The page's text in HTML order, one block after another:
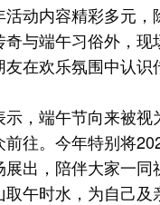
动内容精彩多元
奇与端午习俗外，
在欢乐氛围中认
，端午节向来被
前往。今年特别将
出，陪伴大家一
午时水，为自己